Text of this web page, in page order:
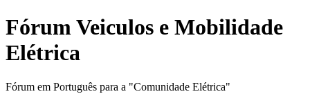
Fórum Veiculos e Mobilidade
Elétrica
Fórum em Português para a "Comunidade Elétrica"